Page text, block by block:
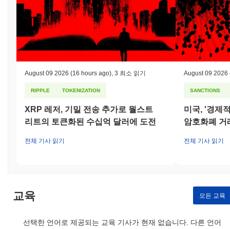
August 09 2026 (16 hours ago), 3 최소 읽기
RIPPLE TOKENIZATION
XRP 레저, 기밀 전송 추가로 월스트
리트의 토큰화된 수십억 달러에 도전
전체 기사 읽기
August 09 2026
SANCTIONS
미국, '경제
암호화폐 거
전체 기사 읽기
교육 모든 교육
선택한 언어로 제공되는 교육 기사가 현재 없습니다. 다른 언어